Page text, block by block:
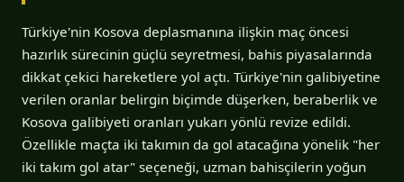
Türkiye'nin Kosova deplasmanına ilişkin maç öncesi
hazırlık sürecinin güçlü seyretmesi, bahis piyasalarında
dikkat çekici hareketlere yol açtı. Türkiye'nin galibiyetine
verilen oranlar belirgin biçimde düşerken, beraberlik ve
Kosova galibiyeti oranları yukarı yönlü revize edildi.
Özellikle maçta iki takımın da gol atacağına yönelik "her
iki takım gol atar" seçeneği, uzman bahisçilerin yoğun